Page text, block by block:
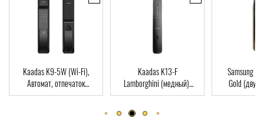
Kaadas K13-F
Lamborghini (медный),
Автомат, Face-ID,
Samsung SHP-DP728
Gold (двухригельная
врезная часть), Автомат,
отпечаток пальца, RFID-
Dircode
пальца,
ключ, Wi-Fi,